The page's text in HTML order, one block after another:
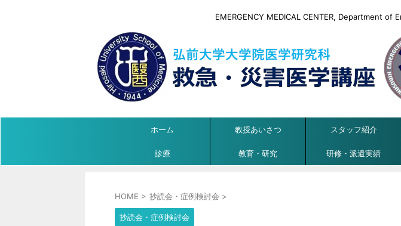
EMERGENCY MEDICAL CENTER, Department
ホーム 教授あいさつ スタッフ紹介
診療 教育・研究 研修・派遣実績
HOME > 抄読会・症例検討会 >
抄読会・症例検討会